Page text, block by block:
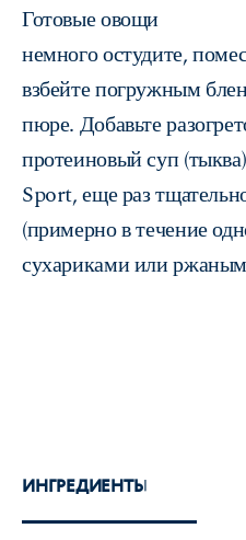
Готовые овощи
немного остудите,
взбейте погружным
пюре. Добавьте
протеиновый суп
Sport, еще раз
(примерно в течение
сухариками или
ИНГРЕДИЕНТЫ